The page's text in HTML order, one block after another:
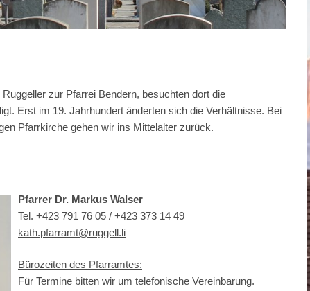
zur Pfarrei Bendern, besuchten dort die
Erst im 19. Jahrhundert änderten sich die Verhältnisse. Bei
Pfarrkirche gehen wir ins Mittelalter zurück.
Pfarrer Dr. Markus Walser
Tel. +423 791 76 05 / +423 373 14 49
kath.pfarramt@ruggell.li
Bürozeiten des Pfarramtes:
Für Termine bitten wir um telefonische Vereinbarung.